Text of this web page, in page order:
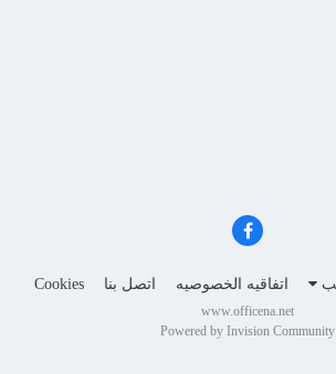
اتفاقيه الخصوصيه اتصل بنا Cookies
www.officena.net
Powered by Invision Community